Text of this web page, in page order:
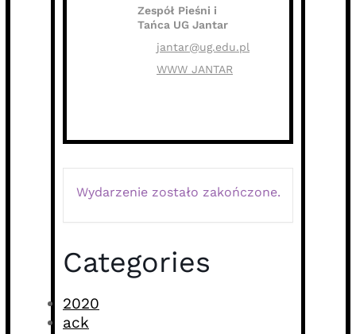
Zespół Pieśni i
Tańca UG Jantar
jantar@ug.edu.pl
WWW JANTAR
Wydarzenie zostało zakończone.
Categories
2020
ack